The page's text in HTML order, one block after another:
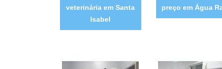
veterinária em Santa
Isabel
preço em Água